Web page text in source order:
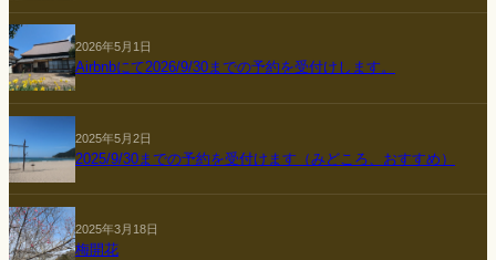
2026年5月1日
Airbnbにて2026/9/30までの予約を受付けします。
2025年5月2日
2025/9/30までの予約を受付けます（みどころ、おすすめ）
2025年3月18日
梅開花